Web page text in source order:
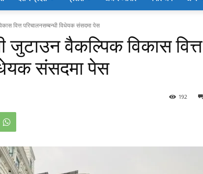
वित्त परिचालनसम्बन्धी विधेयक संसदमा पेस
जुटाउन वैकल्पिक विकास वित्त
संसदमा पेस
192